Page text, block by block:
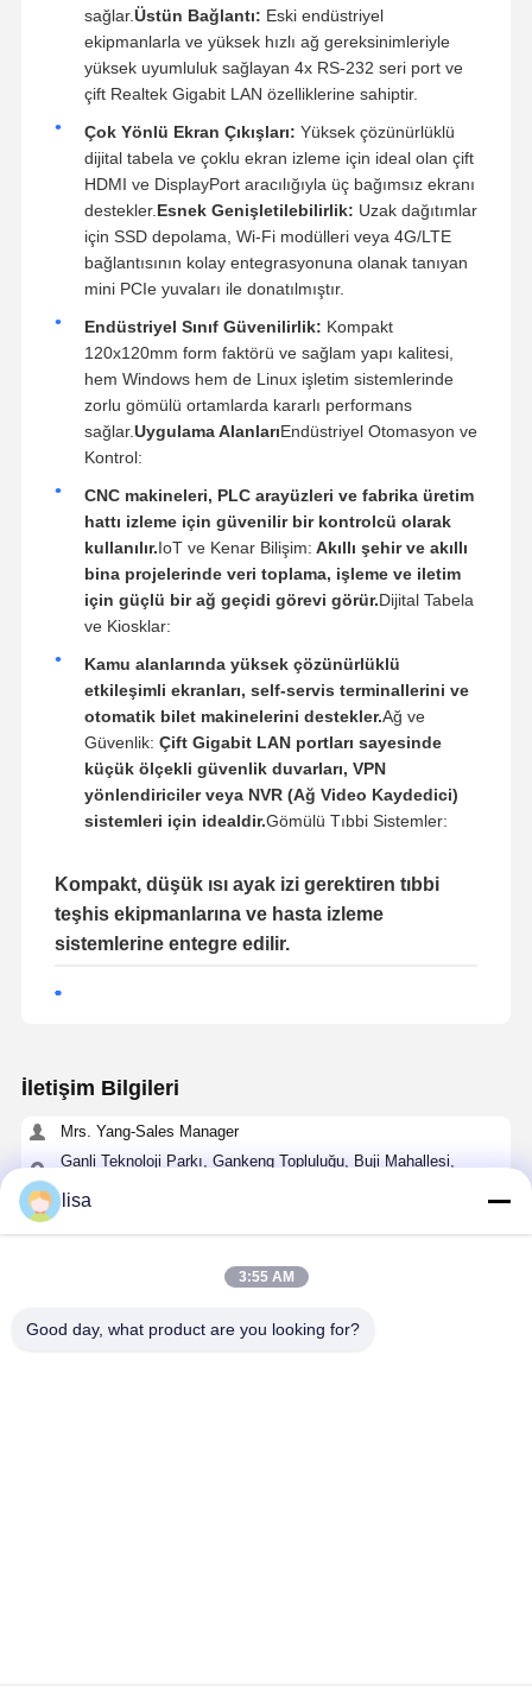
sağlar.Üstün Bağlantı: Eski endüstriyel
ekipmanlarla ve yüksek hızlı ağ gereksinimleriyle
yüksek uyumluluk sağlayan 4x RS-232 seri port ve
çift Realtek Gigabit LAN özelliklerine sahiptir.
Çok Yönlü Ekran Çıkışları: Yüksek çözünürlüklü
dijital tabela ve çoklu ekran izleme için ideal olan çift
HDMI ve DisplayPort aracılığıyla üç bağımsız ekranı
destekler. Esnek Genişletilebilirlik: Uzak dağıtımlar
için SSD depolama, Wi-Fi modülleri veya 4G/LTE
bağlantısının kolay entegrasyonuna olanak tanıyan
mini PCIe yuvaları ile donatılmıştır.
Endüstriyel Sınıf Güvenilirlik: Kompakt
120x120mm form faktörü ve sağlam yapı kalitesi,
hem Windows hem de Linux işletim sistemlerinde
zorlu gömülü ortamlarda kararlı performans
sağlar.Uygulama AlanlarıEndüstriyel Otomasyon ve
Kontrol:
CNC makineleri, PLC arayüzleri ve fabrika üretim
hattı izleme için güvenilir bir kontrolcü olarak
kullanılır.IoT ve Kenar Bilişim: Akıllı şehir ve akıllı
bina projelerinde veri toplama, işleme ve iletim
için güçlü bir ağ geçidi görevi görür.Dijital Tabela
ve Kiosklar:
Kamu alanlarında yüksek çözünürlüklü
etkileşimli ekranları, self-servis terminallerini ve
otomatik bilet makinelerini destekler.Ağ ve
Güvenlik: Çift Gigabit LAN portları sayesinde
küçük ölçekli güvenlik duvarları, VPN
yönlendiriciler veya NVR (Ağ Video Kaydedici)
sistemleri için idealdir.Gömülü Tıbbi Sistemler:
Kompakt, düşük ısı ayak izi gerektiren tıbbi
teşhis ekipmanlarına ve hasta izleme
sistemlerine entegre edilir.
İletişim Bilgileri
Mrs. Yang-Sales Manager
Ganli Teknoloji Parkı, Gankeng Topluluğu, Buji Mahallesi,
+86 18902462095
Şimdi konuşalım.
lisa
3:55 AM
Good day, what product are you looking for?